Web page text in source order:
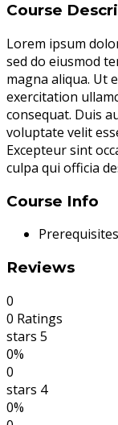
Course
Lorem ipsum
sed do eiusmod
magna aliqua. Ut
exercitation
consequat. Duis
voluptate velit
Excepteur sint
culpa qui officia
Course Info
Reviews
0
0 Ratings
stars 5
0%
0
stars 4
0%